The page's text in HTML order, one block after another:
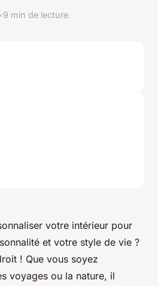
•9 min de lecture
votre intérieur pour
et votre style de vie ?
! Que vous soyez
voyages ou la nature, il